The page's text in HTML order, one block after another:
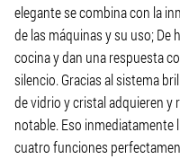
elegante se combina con la
de las máquinas y su uso; De
cocina y dan una respuesta
silencio. Gracias al sistema
de vidrio y cristal adquieren y
notable. Eso inmediatamente
cuatro funciones